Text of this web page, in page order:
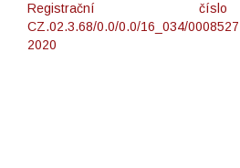
Registrační
CZ.02.3.68/0.0/0.0/16_034/
2020